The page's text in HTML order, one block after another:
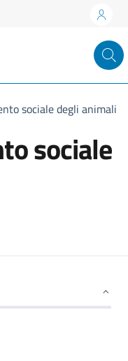
sociale degli animali
sociale